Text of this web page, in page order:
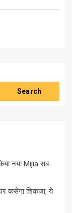
Search
नया Mijia सब-
कसेगा शिकंजा, ये